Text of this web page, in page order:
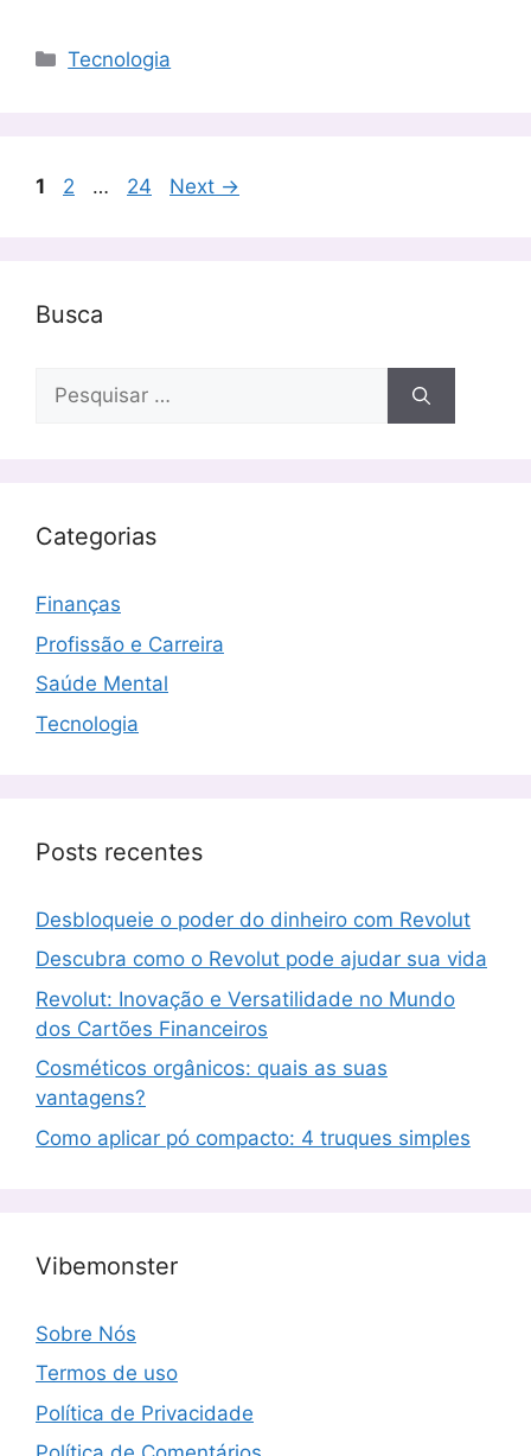
Categorias
Tecnologia
Page
1 Page
2 … Page
24 Next →
Busca
Pesquisar
Categorias
Finanças
Profissão e Carreira
Saúde Mental
Tecnologia
Posts recentes
Desbloqueie o poder do dinheiro com Revolut
Descubra como o Revolut pode ajudar sua vida
Revolut: Inovação e Versatilidade no Mundo
dos Cartões Financeiros
Cosméticos orgânicos: quais as suas
vantagens?
Como aplicar pó compacto: 4 truques simples
Vibemonster
Sobre Nós
Termos de uso
Política de Privacidade